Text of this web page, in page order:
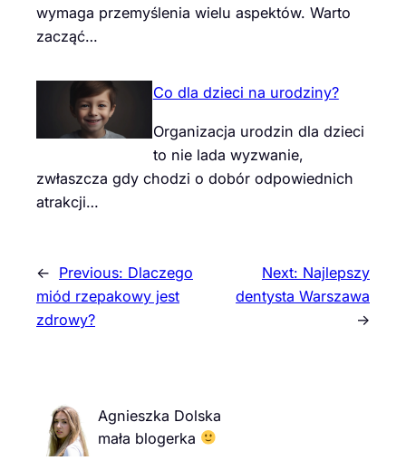
wymaga przemyślenia wielu aspektów. Warto
zacząć…
Co dla dzieci na urodziny?
Organizacja urodzin dla dzieci
to nie lada wyzwanie,
zwłaszcza gdy chodzi o dobór odpowiednich
atrakcji…
← Previous: Dlaczego
miód rzepakowy jest
zdrowy?
Next: Najlepszy
dentysta Warszawa
→
Agnieszka Dolska
mała blogerka